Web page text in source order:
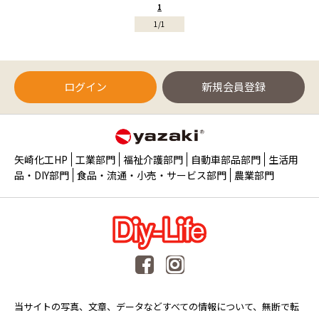
1/1
1
ログイン 新規会員登録
矢崎化工HP 工業部門 福祉介護部門 自動車部品部門 生活用
品・DIY部門 食品・流通・小売・サービス部門 農業部門
当サイトの写真、文章、データなどすべての情報について、無断で転